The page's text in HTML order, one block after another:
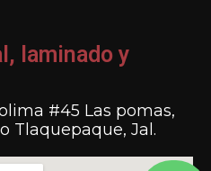
laminado y
#45 Las pomas,
Tlaquepaque, Jal.